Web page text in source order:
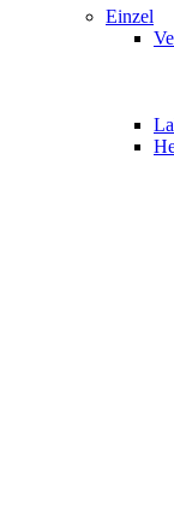
Einzel